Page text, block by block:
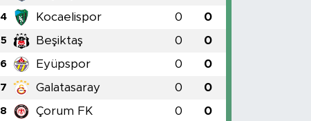
4 Kocaelispor 0 0
5 Beşiktaş 0 0
6 Eyüpspor 0 0
7 Galatasaray 0 0
8 Çorum FK 0 0